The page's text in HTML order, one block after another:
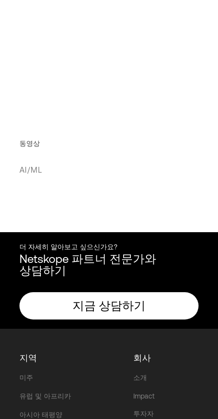
동영상
AI/ML
더 자세히 알아보고 싶으신가요?
Netskope 파트너 전문가와
상담하기
지금 상담하기
지역
미주
유럽 및 아프리카
아시아 태평양
회사
소개
Impact
투자자